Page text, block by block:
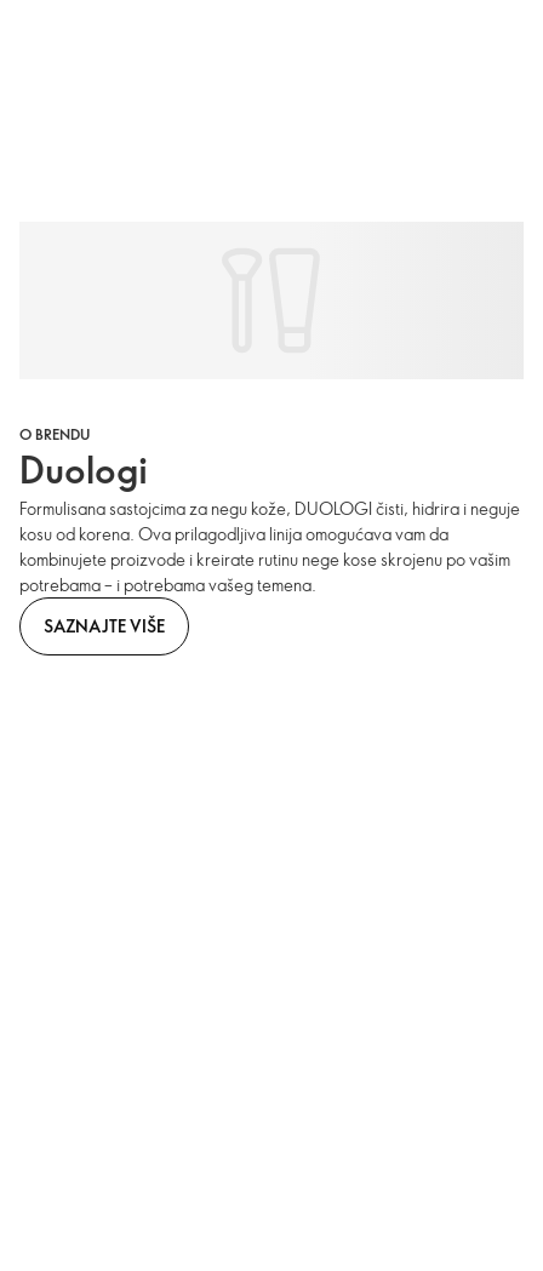
O BRENDU
Duologi
Formulisana sastojcima za negu kože, DUOLOGI čisti, hidrira i neguje
kosu od korena. Ova prilagodljiva linija omogućava vam da
kombinujete proizvode i kreirate rutinu nege kose skrojenu po vašim
potrebama – i potrebama vašeg temena.
SAZNAJTE VIŠE